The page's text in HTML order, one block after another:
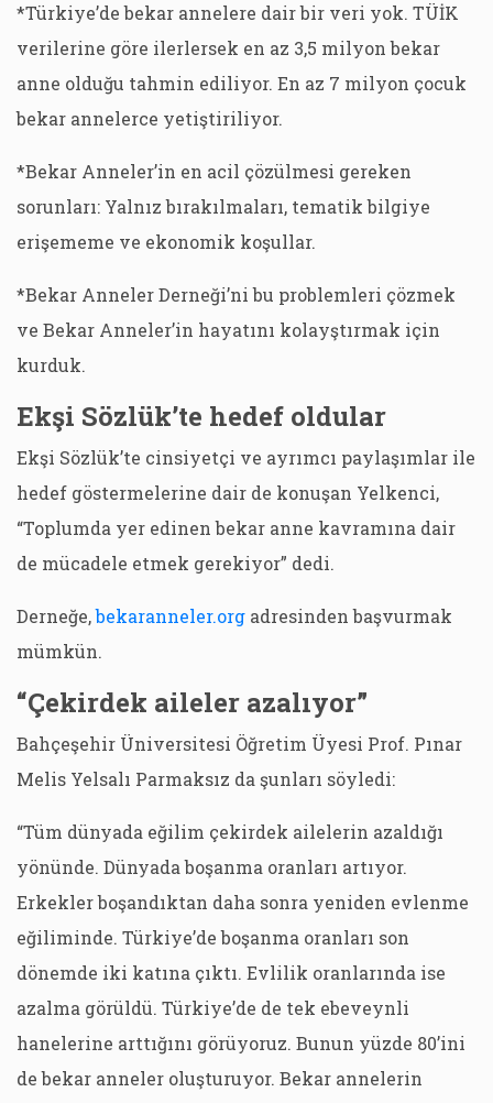
*Türkiye’de bekar annelere dair bir veri yok. TÜİK
verilerine göre ilerlersek en az 3,5 milyon bekar
anne olduğu tahmin ediliyor. En az 7 milyon çocuk
bekar annelerce yetiştiriliyor.
*Bekar Anneler’in en acil çözülmesi gereken
sorunları: Yalnız bırakılmaları, tematik bilgiye
erişememe ve ekonomik koşullar.
*Bekar Anneler Derneği’ni bu problemleri çözmek
ve Bekar Anneler’in hayatını kolayştırmak için
kurduk.
Ekşi Sözlük’te hedef oldular
Ekşi Sözlük’te cinsiyetçi ve ayrımcı paylaşımlar ile
hedef göstermelerine dair de konuşan Yelkenci,
“Toplumda yer edinen bekar anne kavramına dair
de mücadele etmek gerekiyor” dedi.
Derneğe,bekaranneler.org adresinden başvurmak
mümkün.
“Çekirdek aileler azalıyor”
Bahçeşehir Üniversitesi Öğretim Üyesi Prof. Pınar
Melis Yelsalı Parmaksız da şunları söyledi:
“Tüm dünyada eğilim çekirdek ailelerin azaldığı
yönünde. Dünyada boşanma oranları artıyor.
Erkekler boşandıktan daha sonra yeniden evlenme
eğiliminde. Türkiye’de boşanma oranları son
dönemde iki katına çıktı. Evlilik oranlarında ise
azalma görüldü. Türkiye’de de tek ebeveynli
hanelerine arttığını görüyoruz. Bunun yüzde 80’ini
de bekar anneler oluşturuyor. Bekar annelerin